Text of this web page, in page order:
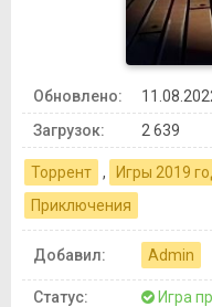
Обновлено:
Загрузок:
2 639
Торрент , Игры 2019
Приключения
Добавил: Admin
Статус: Игра